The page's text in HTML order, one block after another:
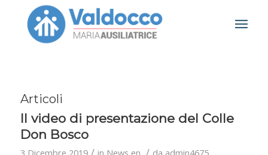
Articoli
Il video di presentazione del Colle
Don Bosco
3 Dicembre 2019 in News en da admin4675